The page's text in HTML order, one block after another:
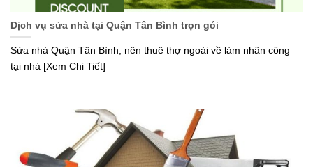
Dịch vụ sửa nhà tại Quận Tân Bình trọn gói
Sửa nhà Quận Tân Bình, nên thuê thợ ngoài về làm nhân công
tại nhà [Xem Chi Tiết]